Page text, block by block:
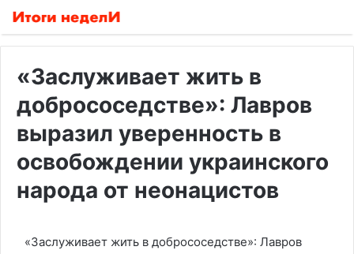
«Заслуживает жить в
добрососедстве»: Лавров
выразил уверенность в
освобождении украинского
народа от неонацистов
«Заслуживает жить в добрососедстве»: Лавров